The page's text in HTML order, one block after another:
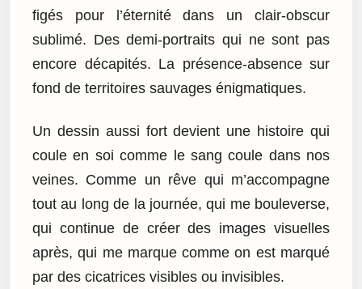
figés pour l’éternité dans un clair-obscur
sublimé. Des demi-portraits qui ne sont pas
encore décapités. La présence-absence sur
fond de territoires sauvages énigmatiques.
Un dessin aussi fort devient une histoire qui
coule en soi comme le sang coule dans nos
veines. Comme un rêve qui m’accompagne
tout au long de la journée, qui me bouleverse,
qui continue de créer des images visuelles
après, qui me marque comme on est marqué
par des cicatrices visibles ou invisibles.